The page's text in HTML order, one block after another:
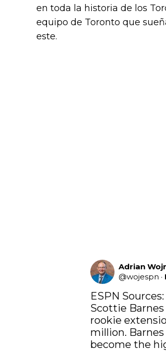
en toda la historia de los
equipo de Toronto que
este.
Adrian
@wojespn ·
ESPN
Scottie
rookie
million.
become the